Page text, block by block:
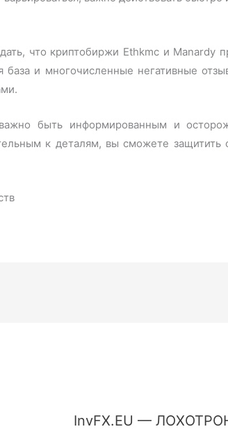
что криптобиржи Ethkmc и Manardy
база и многочисленные негативные
быть информированным и
к деталям, вы сможете защитить
InvFX.EU —